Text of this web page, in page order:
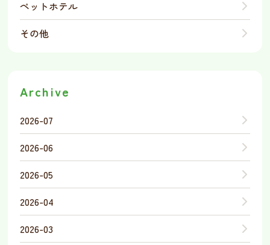
ペットホテル
その他
Archive
2026-07
2026-06
2026-05
2026-04
2026-03